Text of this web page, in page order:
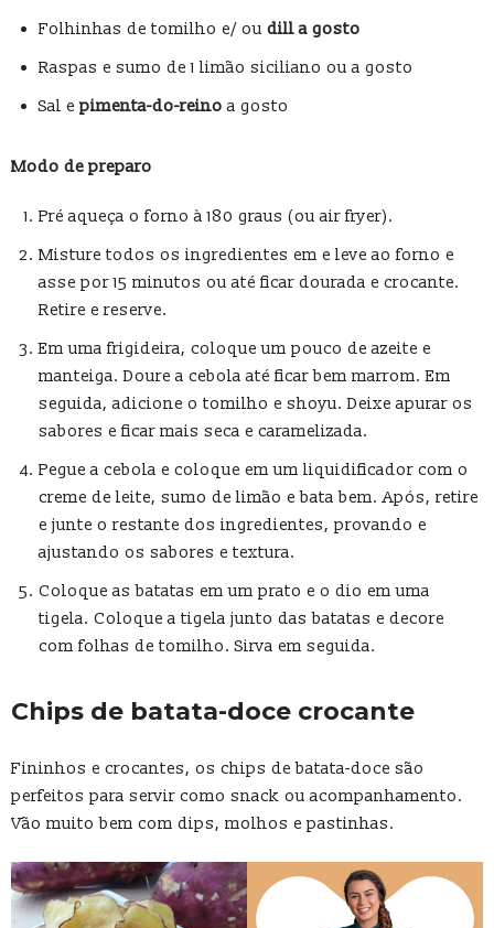
Folhinhas de tomilho e/ ou dill a gosto
Raspas e sumo de 1 limão siciliano ou a gosto
Sal e pimenta-do-reino a gosto
Modo de preparo
Pré aqueça o forno à 180 graus (ou air fryer).
Misture todos os ingredientes em e leve ao forno e
asse por 15 minutos ou até ficar dourada e crocante.
Retire e reserve.
Em uma frigideira, coloque um pouco de azeite e
manteiga. Doure a cebola até ficar bem marrom. Em
seguida, adicione o tomilho e shoyu. Deixe apurar os
sabores e ficar mais seca e caramelizada.
Pegue a cebola e coloque em um liquidificador com o
creme de leite, sumo de limão e bata bem. Após, retire
e junte o restante dos ingredientes, provando e
ajustando os sabores e textura.
Coloque as batatas em um prato e o dio em uma
tigela. Coloque a tigela junto das batatas e decore
com folhas de tomilho. Sirva em seguida.
Chips de batata-doce crocante
Fininhos e crocantes, os chips de batata-doce são
perfeitos para servir como snack ou acompanhamento.
Vão muito bem com dips, molhos e pastinhas.